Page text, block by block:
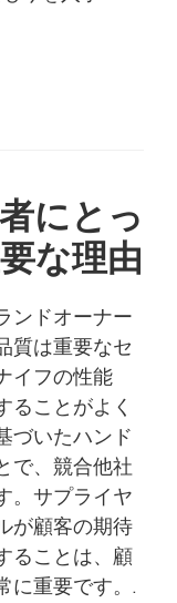
にとっ
な理由
ンドオーナー
質は重要なセ
イフの性能
ることがよく
づいたハンド
で、競合他社
。サプライヤ
が顧客の期待
ることは、顧
に重要です。.